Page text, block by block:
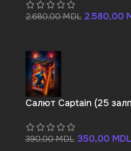
2.680,00MDL 2.580,00
Салют Captain (25
390,00MDL 350,00 MDL